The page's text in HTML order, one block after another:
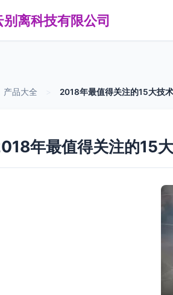
离科技有限公司
产品大全 2018年最值得关注的15大技
年最值得关注的15